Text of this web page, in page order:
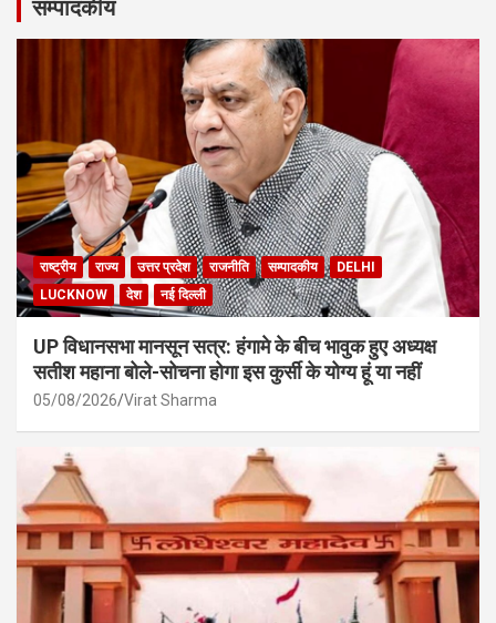
सम्पादकीय
राष्ट्रीय राज्य उत्तर प्रदेश राजनीति सम्पादकीय
DELHI
LUCKNOW
देश नई दिल्ली
UP विधानसभा मानसून सत्र: हंगामे के बीच भावुक हुए अध्यक्ष
सतीश महाना बोले-सोचना होगा इस कुर्सी के योग्य हूं या नहीं
05/08/2026 Virat Sharma